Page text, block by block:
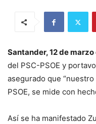
Santander, 12 de
del PSC-PSOE y
asegurado que
PSOE, se mide con
Así se ha manifestado